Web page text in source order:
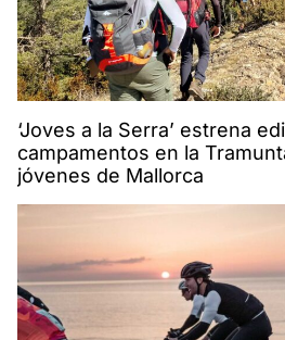
‘Joves a la Serra’ estrena
campamentos en la
jóvenes de Mallorca